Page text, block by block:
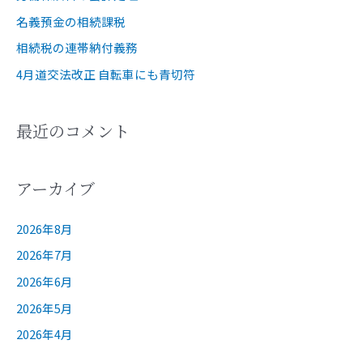
名義預金の相続課税
相続税の連帯納付義務
4月道交法改正 自転車にも青切符
最近のコメント
アーカイブ
2026年8月
2026年7月
2026年6月
2026年5月
2026年4月